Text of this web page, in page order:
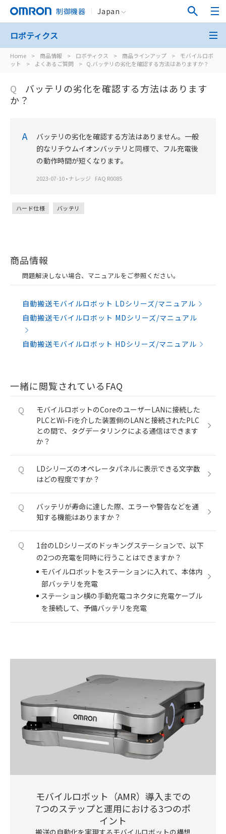
制御機器 Japan
Home > 商品情報 > ロボティクス > 商品ラインアップ >
モバイルロボ
ット
> よくあるご質問 > Q.バッテリの劣化を確認する方法はありますか？
ロボティクス
Q
バッテリの劣化を確認する方法はあります
か？
A
バッテリの劣化を確認する方法はありません。一般
的なリチウムイオンバッテリと同様で、フル充電後
の動作時間が短くなります。
2023-07-10•ナレッジ FAQ R0085
ハード仕様 バッテリ
商品情報
問題解決しない場合、マニュアルをご参照ください。
自動搬送モバイルロボット LDシリーズ/マニュアル
自動搬送モバイルロボット MDシリーズ/マニュアル
自動搬送モバイルロボット HDシリーズ/マニュアル
一緒に閲覧されているFAQ
Q
モバイルロボットのCoreのユーザーLANに接続した
PLCとWi-Fiを介した装置側のLANと接続されたPLC
との間で、タグデータリンクによる通信はできます
か？
Q
LDシリーズのオペレータパネルに表示できる文字数
はどの程度ですか？
Q
バッテリが寿命に達した際、エラーや警告などを通
知する機能はありますか？
Q
1台のLDシリーズのドッキングステーションで、以下
の2つの充電を同時に行うことはできますか？
モバイルロボットをステーションに入れて、本体内
部バッテリを充電
ステーション横の手動充電コネクタに充電ケーブル
を接続して、予備バッテリを充電
モバイルロボット（AMR）導入までの
7つのステップと運用における3つのポ
イント
搬送の自動化を実現するモバイルロボットの構想